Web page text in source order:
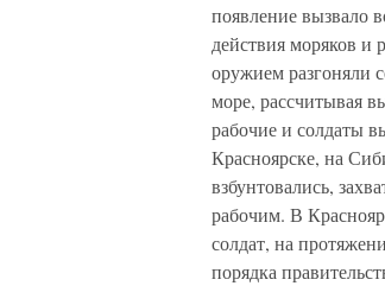
появление вызвало
действия моряков и
оружием разгоняли
море, рассчитывая
рабочие и солдаты
Красноярске, на
взбунтовались,
рабочим. В
солдат, на
порядка